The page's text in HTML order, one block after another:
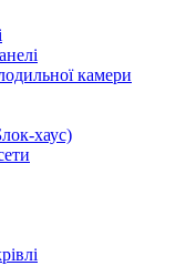
камери
хаус)